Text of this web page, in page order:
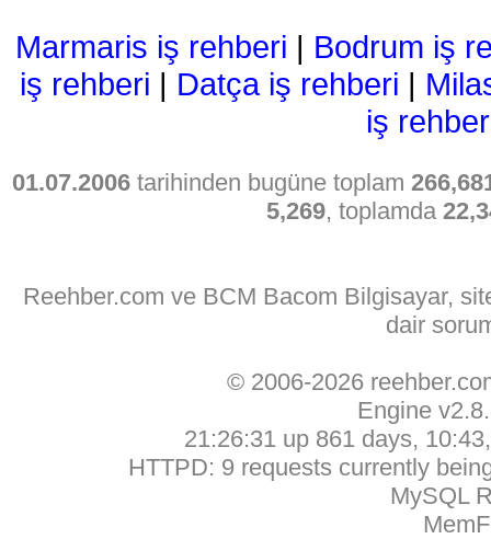
Marmaris iş rehberi | Bodrum iş
iş rehberi | Datça iş rehberi |
iş
01.07.2006 tarihinden bugüne toplam
5,269, toplamda
Reehber.com ve BCM Bacom Bilgisayar,
dair
© 2006-2026
Engine
21:26:31 up 861 days,
HTTPD: 9 requests currently
MySQL